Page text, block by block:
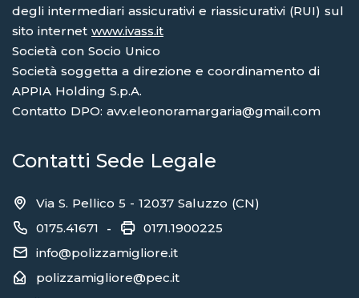
degli intermediari assicurativi e riassicurativi (RUI) sul
sito internet www.ivass.it
Società con Socio Unico
Società soggetta a direzione e coordinamento di
APPIA Holding S.p.A.
Contatto DPO: avv.eleonoramargaria@gmail.com
Contatti Sede Legale
Via S. Pellico 5 - 12037 Saluzzo (CN)
0175.41671 -
0171.1900225
info@polizzamigliore.it
polizzamigliore@pec.it